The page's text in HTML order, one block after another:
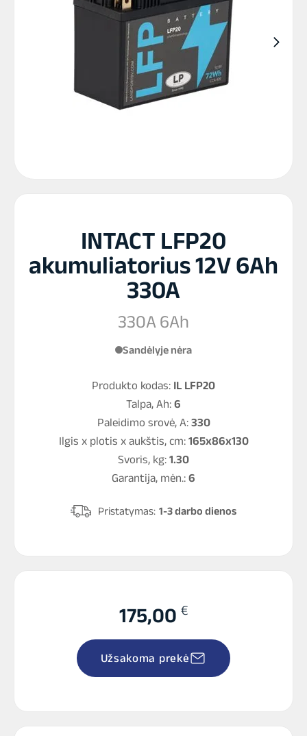
INTACT LFP20
akumuliatorius 12V 6Ah
330A
330A 6Ah
Sandėlyje nėra
Produkto kodas: IL LFP20
Talpa, Ah: 6
Paleidimo srovė, A: 330
Ilgis x plotis x aukštis, cm: 165x86x130
Svoris, kg: 1.30
Garantija, mėn.: 6
Pristatymas: 1-3 darbo dienos
175,00 €
Užsakoma prekė